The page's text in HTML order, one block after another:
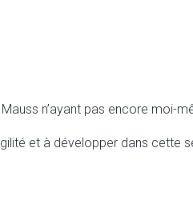
n’ayant pas encore moi-
et à développer dans cette